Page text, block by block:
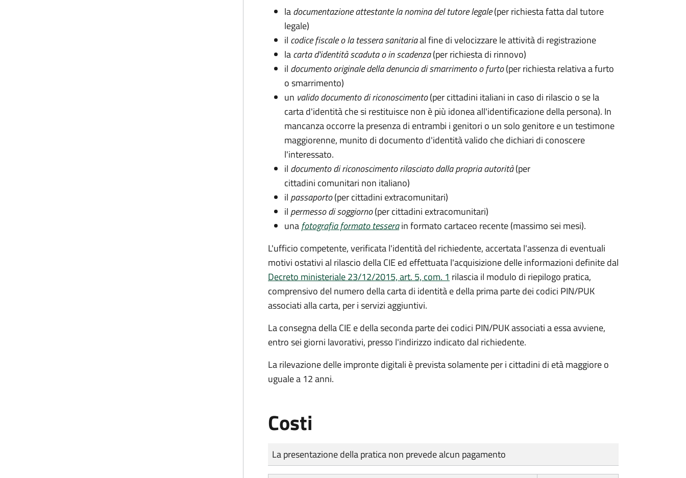
ladocumentazioneattestante la nomina del tutore legale(per richiesta fatta dal tutore
legale)
il codice fiscale o la tessera sanitariaal fine di velocizzare le attività di registrazione
lacarta d'identità scaduta o in scadenza(per richiesta di rinnovo)
il documento originale della denuncia di smarrimento o furto(per richiesta relativa a furto
o smarrimento)
un valido documento di riconoscimento(per cittadini italiani in caso di rilascio o se la
carta d'identità che si restituisce non è più idonea all'identificazione della persona). In
mancanza occorre la presenza di entrambi i genitori o un solo genitore e un testimone
maggiorenne, munito di documento d'identità valido che dichiari di conoscere
l'interessato.
il documento di riconoscimento rilasciato dalla propria autorità(per
cittadini comunitari non italiano)
il passaporto(per cittadini extracomunitari)
il permesso di soggiorno(per cittadini extracomunitari)
unafotografia formato tesserain formato cartaceo recente (massimo sei mesi).
L'ufficio competente, verificata l'identità del richiedente, accertata l'assenza di eventuali
motivi ostativi al rilascio della CIE ed effettuata l'acquisizione delle informazioni definite dal
Decreto ministeriale 23/12/2015, art. 5, com. 1 rilascia il modulo di riepilogo pratica,
comprensivo del numero della carta di identità e della prima parte dei codici PIN/PUK
associati alla carta, per i servizi aggiuntivi.
La consegna della CIE e della seconda parte dei codici PIN/PUK associati a essa avviene,
entro sei giorni lavorativi, presso l'indirizzo indicato dal richiedente.
La rilevazione delle impronte digitali è prevista solamente per i cittadini di età maggiore o
uguale a 12 anni.
Costi
Tipo di pagamento
Importo
La presentazione della pratica non prevede alcun pagamento